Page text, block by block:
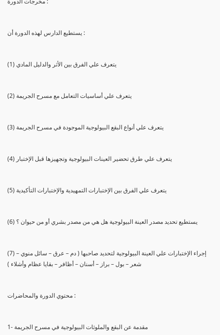
يستطيع الدارس لهذه الدورة أن :
(1) يتعرف علي الفرق بين الأثر والدليل المادي
(2) يتعرف علي أساسيات التعامل مع مسرح الجريمة
(3) يتعرف علي أنواع البقع البيولوجية الموجودة في مسرح الجريمة
(4) يتعرف علي طرق تحضير العينات البيولوجية وتجهيزها قبل الإختبار
(5) يتعرف علي الفرق بين الإختبارات التمهيدية والإختبارات التأكيدية
(6) يستطيع تحديد مصدر العينة البيولوجية هل هي من مصدر بشري أو من حيوان ؟
(7) إجراء الإختبارات علي العينة البيولوجية لتحديد صاحبها ( دم – عرق – سائل منوي –
شعر – بول – براز – أسنان – أظافر – بقايا عظام وأشلاء )
محتوي الدورة والمحاضرات :
1- مقدمة عن البقع والملوثات البيولوجية في مسرح الجريمة